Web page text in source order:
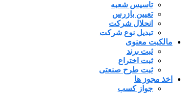
تاسیس شعبه
تعیین بازرس
انحلال شرکت
تبدیل نوع شرکت
مالکیت معنوی
ثبت برند
ثبت اختراع
ثبت طرح صنعتی
اخذ مجوز ها
جواز کسب